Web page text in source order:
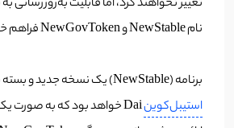
تغییر نخواهند کرد، اما قابلیت
نام NewStable و NewGovToken فراهم خواهد شد.
برنامه (NewStable) یک نسخه جدید و بسته بندی شده از
استیبل‌کوین